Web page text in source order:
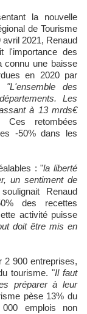
la nouvelle
de Tourisme
2021, Renaud
l'importance des
connu une baisse
en 2020 par
"L'ensemble des
Les
à 13 mrds€
Ces retombées
-50% dans les
: "la liberté
un sentiment de
Renaud
des recettes
activité puisse
doit être mis en
2 900 entreprises,
tourisme. "Il faut
préparer à leur
pèse 13% du
emplois non